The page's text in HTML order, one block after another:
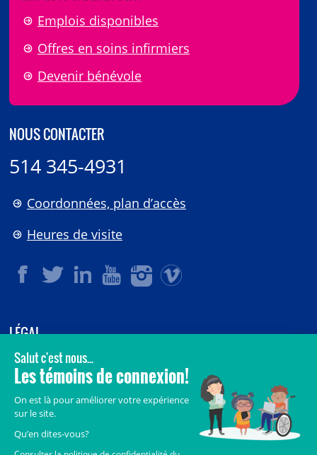
Emplois disponibles
Offres en soins infirmiers
Devenir bénévole
NOUS CONTACTER
514 345-4931
Coordonnées, plan d’accès
Heures de visite
LÉGAL
© 2006-2026CHU Sainte-Justine.
Tous droits réservés.
Crédits
Accès aux documents des organismes publics